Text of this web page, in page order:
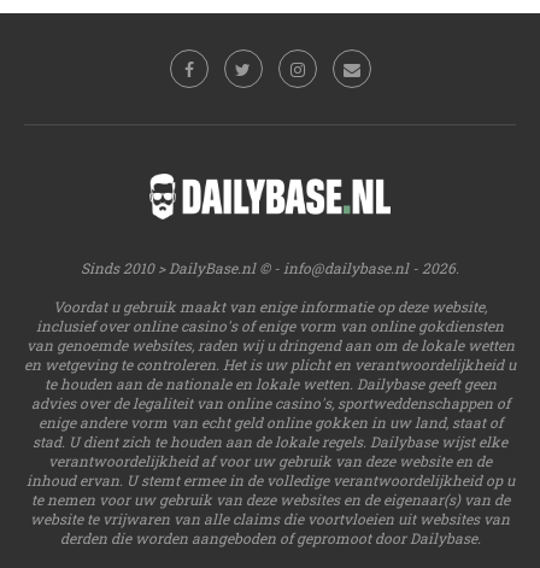
Sinds 2010 > DailyBase.nl © - info@dailybase.nl- 2026.
Voordat u gebruik maakt van enige informatie op deze website,
inclusief over online casino's of enige vorm van online gokdiensten
van genoemde websites, raden wij u dringend aan om de lokale wetten
en wetgeving te controleren. Het is uw plicht en verantwoordelijkheid u
te houden aan de nationale en lokale wetten. Dailybase geeft geen
advies over de legaliteit van online casino's, sportweddenschappen of
enige andere vorm van echt geld online gokken in uw land, staat of
stad. U dient zich te houden aan de lokale regels. Dailybase wijst elke
verantwoordelijkheid af voor uw gebruik van deze website en de
inhoud ervan. U stemt ermee in de volledige verantwoordelijkheid op u
te nemen voor uw gebruik van deze websites en de eigenaar(s) van de
website te vrijwaren van alle claims die voortvloeien uit websites van
derden die worden aangeboden of gepromoot door Dailybase.